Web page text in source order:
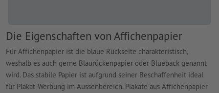
Die Eigenschaften von Affichenpapier
Für Affichenpapier ist die blaue Rückseite charakteristisch,
weshalb es auch gerne Blaurückenpapier oder Blueback genannt
wird. Das stabile Papier ist aufgrund seiner Beschaffenheit ideal
für Plakat-Werbung im Aussenbereich. Plakate aus Affichenpapier